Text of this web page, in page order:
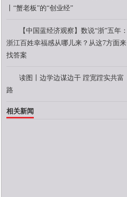
丨“蟹老板”的“创业经”
【中国蓝经济观察】数说“浙”五年：
浙江百姓幸福感从哪儿来？从这7方面来
找答案
读图丨边学边谋边干 蹚宽蹚实共富
路
相关新闻